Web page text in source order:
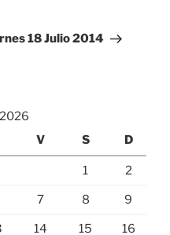
18 Julio 2014
V S D
1 2
7 8 9
14 15 16